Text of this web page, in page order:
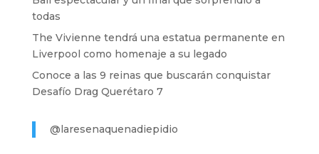
todas
The Vivienne tendrá una estatua permanente en
Liverpool como homenaje a su legado
Conoce a las 9 reinas que buscarán conquistar
Desafío Drag Querétaro 7
@laresenaquenadiepidio